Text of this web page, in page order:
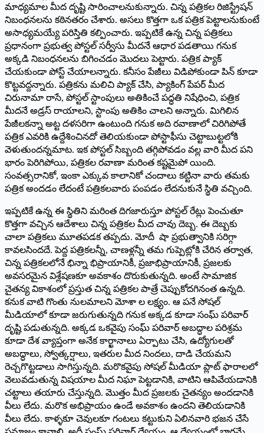
మాధ్యమాల మీద దృష్టి సారించాలనుకున్నారు. చిన్న పత్రికల రిజిస్ట్రేషన్‌
‌నిబంధనలను కఠినతరం చేశారు. అసలు కొత్తగా ఒక పత్రిక పెట్టాలనుకుంటే
అసాధ్యమయ్యే పరిస్తితి కల్పించారు. ఇప్పటికే ఉన్న చిన్న పత్రికలు
ప్రధానంగా ప్రభుత్వ పోస్టల్‌ ‌సర్వీసు మీదనే ఆధార పడతాయి గనుక
అక్కడి నిబంధనలను బిగించడం మొదలు పెట్టారు. పత్రిక ప్యాక్‌
‌చేయకుండా పోస్ట్ ‌చేయాలన్నారు. కనీసం పేజీలు విడిపోకుండా పిన్‌ ‌కూడా
కొట్టవద్దన్నారు. పత్రికను మలిచి ప్యాక్‌ ‌చేసి, ప్యాకింగ్‌ ‌పేపర్‌ ‌మీద
చిరునామా రాసే, పోస్టల్‌ ‌స్టాంపులు అతికించే పద్ధతి నిషేధించి, పత్రిక
మీదనే అడ్రస్‌ ‌రాయాలని, స్టాంపు అతికిం చాలని అన్నారు. మిగిలిన
పేజీలకన్నా అట్ట దళసరిగా ఉంటుంది గనుక అది రవాణాలో చిరిగిపోతే
పత్రిక ఎవరికి ఉద్దేశించినదో తెలియకుండా పోస్టాఫీసు చెట్టాబుట్టలోకి
వెళుతుందన్నమాట. ఇక పోస్టల్‌ ‌సిబ్బంది తగ్గిపోవడం వల్ల వారి మీద పని
భారం పెరిగిపోయి, పత్రికల రవాణా మరింత కష్టమైపో యింది.
సంవత్సరానికో, ఇంకా ఎక్కువ కాలానికో చందాలు కట్టినా వారు తమకు
పత్రిక అందడం లేదంటే పత్రికలవారు పంపడం లేదనుకునే స్థితి వచ్చింది.
ఇప్పటికే ఉన్న ఈ స్థితిని మరింత దిగజారుస్తూ పోస్టల్‌ ‌రేట్లు పెంచుతూ
కొత్తగా వచ్చిన ఆదేశాలు చిన్న పత్రికల మీద చావు దెబ్బ. ఈ దెబ్బకు
చాలా పత్రికలు మూతపడక తప్పదు. మోదీ షా ప్రభుత్వానికి సరిగ్గా
కావలసిందదే. పెద్ద పత్రికలన్నీ, చాణళ్లన్నీ తమ గుప్పెట్లోకి చేరిన తర్వాత,
చిన్న పత్రికలలోనే భిన్నా భిప్రాయానికీ, ప్రజాభిప్రాయానికీ, ప్రజలకు
అవసరమైన విశ్లేషణకూ అవకాశం దొరుకుతున్నది. అంటే సామాజిక
చైతన్య వికాశంలో ప్రస్తుత చిన్న పత్రికల పాత్రే చెప్పుకోదగినంత ఉన్నది.
కనుక వాటి గొంతు నులమాలని మోశా ల లక్ష్యం. ఆ పనే సోషల్‌
‌మీడియాలో కూడా జరుగుతున్నది గనుక అక్కడ కూడా సంఘ్‌ ‌పరివార్‌
‌దృష్టి పడుతున్నది. అక్కడ ఒకవైపు సంఘ్‌ ‌పరివార్‌ అబద్ధాల పరిశ్రమ
కూడా దేశ వ్యాప్తంగా అనేక కార్ఖానాలు ఏర్పాటు చేసి, ఉద్యోగులతో
అబద్ధాలు, స్వోత్కర్షాలు, ఇతరుల మీద నిందలు, దాడి చేయమని
రెచ్చగొట్టడాలు సాగిస్తున్నది. మరొకవైపు సోషల్‌ ‌మీడియా ప్లాట్‌ ‌ఫారాలలో
వెలువడుతున్న విషయాల మీద నిఘా పెట్టడానికి, వాటిని ఆపివేయడానికి
చట్టాలు తయారు చేస్తున్నది. మొత్తం మీద ప్రజలకు చైతన్యం అందడానికి
వీలు లేదు. మరొక అభిప్రాయం ఉండే అవకాశం ఉందని తెలియడానికి
వీలు లేదు. కాళ్ళకూ చెవులకూ గంటలు కట్టుకుని ఏలినవారి భజన చేసే